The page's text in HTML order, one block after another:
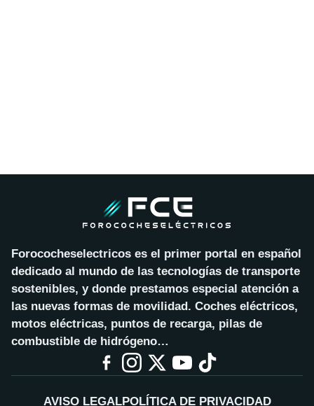
Forococheselectricos es el primer portal en español
dedicado al mundo de las tecnologías de transporte
sostenibles, y donde prestamos especial atención a
las nuevas formas de movilidad. Coches eléctricos,
motos eléctricas, puntos de recarga, pilas de
combustible de hidrógeno…
AVISO LEGALPOLÍTICA DE PRIVACIDAD